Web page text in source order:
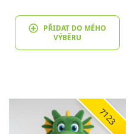
PŘIDAT DO MÉHO
VÝBĚRU
7123